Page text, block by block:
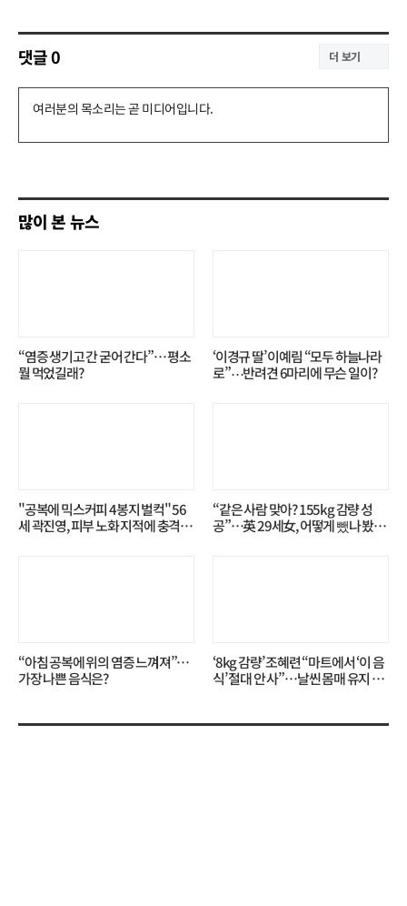
댓글0 더 보기
댓
기
많이 본 뉴스
“염증 생기고 간 굳어 간다”… 평소
뭘 먹었길래?
‘이경규 딸’ 이예림 “모두 하늘나라
로”⋯반려견 6마리에 무슨 일이?
"공복에 믹스커피 4봉지 벌컥" 56
세 곽진영, 피부 노화 지적에 충격…
“같은 사람 맞아? 155kg 감량 성
공”…英 29세女, 어떻게 뺐나 봤더
“아침 공복에 위의 염증 느껴져”…
가장 나쁜 음식은?
‘8kg 감량’ 조혜련 “마트에서 ‘이 음
식’ 절대 안 사”…날씬 몸매 유지 비